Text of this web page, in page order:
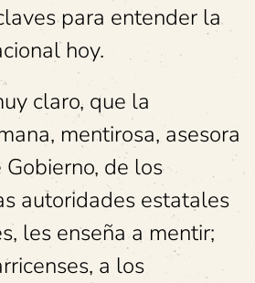
para entender la
hoy.
claro, que la
mentirosa, asesora
de los
autoridades estatales
les enseña a mentir;
a los